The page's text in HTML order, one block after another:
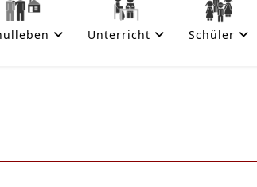
Unterricht Schüler